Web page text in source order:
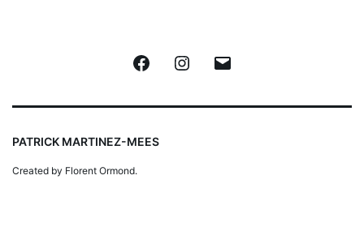
FacebookInstagram
PATRICK MARTINEZ-MEES
Created by Florent Ormond.